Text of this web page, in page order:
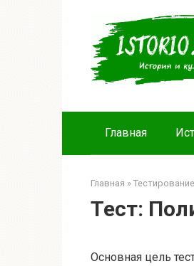
Главная
Главная » Тестирование
Тест:
Основная цель